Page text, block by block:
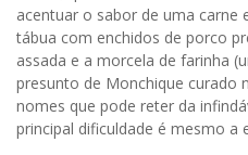
acentuar o sabor de uma carne
tábua com enchidos de porco
assada e a morcela de farinha
presunto de Monchique curado
nomes que pode reter da
principal dificuldade é mesmo a